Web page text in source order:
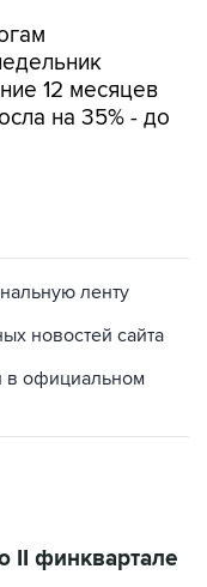
12 месяцев
на 35% - до
ленту
новостей сайта
в официальном
II финквартале